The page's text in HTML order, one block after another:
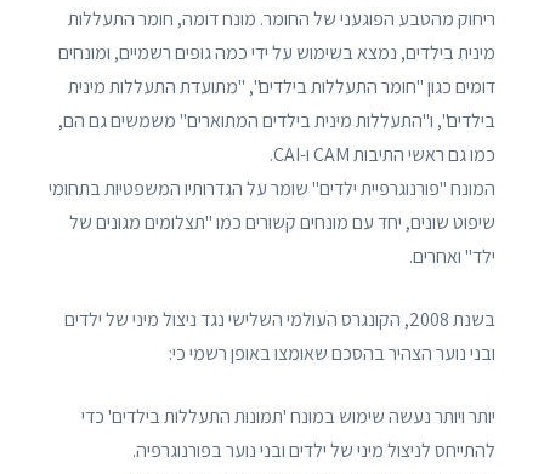
ריחוק מהטבע הפוגעני של החומר. מונח דומה, חומר התעללות
מינית בילדים, נמצא בשימוש על ידי כמה גופים רשמיים, ומונחים
דומים כגון "חומר התעללות בילדים", "מתועדת התעללות מינית
בילדים", ו"התעללות מינית בילדים המתוארים" משמשים גם הם,
כמו גם ראשי התיבות CAM ו-CAI.
המונח "פורנוגרפיית ילדים" שומר על הגדרותיו המשפטיות בתחומי
שיפוט שונים, יחד עם מונחים קשורים כמו "תצלומים מגונים של
ילד" ואחרים.
בשנת 2008, הקונגרס העולמי השלישי נגד ניצול מיני של ילדים
ובני נוער הצהיר בהסכם שאומצו באופן רשמי כי:
יותר ויותר נעשה שימוש במונח 'תמונות התעללות בילדים' כדי
להתייחס לניצול מיני של ילדים ובני נוער בפורנוגרפיה.